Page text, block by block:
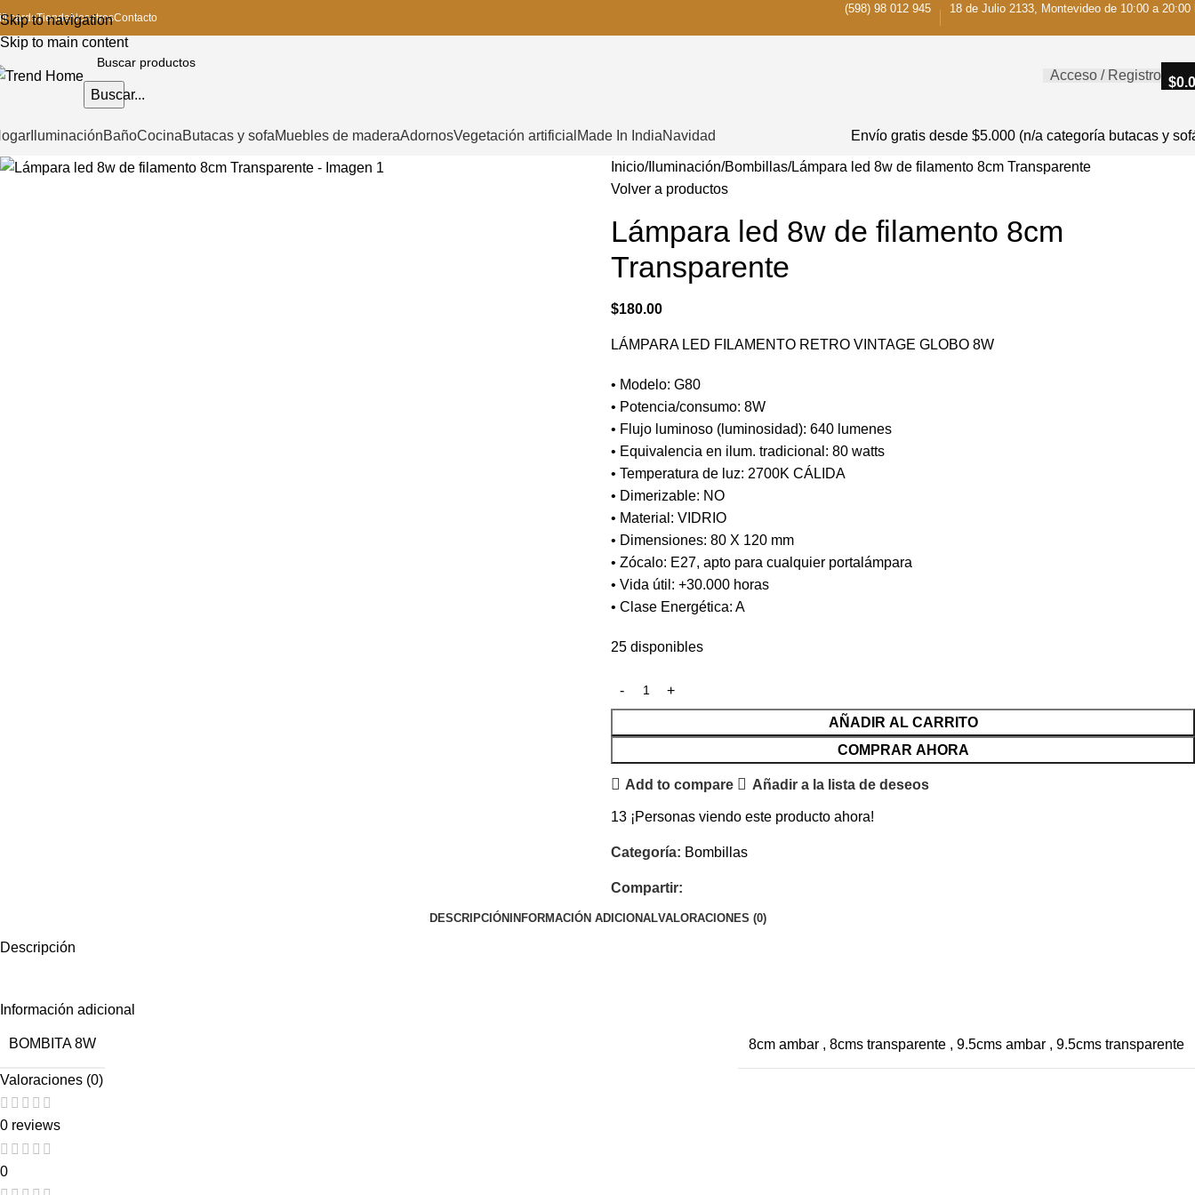
Skip to navigation
Skip to main content
cardsTiendaNosotrosContacto
(598) 98 012 945 18 de Julio 2133, Montevideo de 10:00 a 20:00
Buscar...
Acceso / Registro $
IluminaciónBañoCocinaButacas y sofaMuebles de maderaAdornosVegetación artificial Made In IndiaNavidad Envío gratis desde $5.000 (n/a categoría butacas y
Inicio Iluminación Bombillas Lámpara led 8w de filamento 8cm Transparente
Volver a productos
Lámpara led 8w de filamento 8cm
Transparente
$180.00
LÁMPARA LED FILAMENTO RETRO VINTAGE GLOBO 8W
• Modelo: G80
• Potencia/consumo: 8W
• Flujo luminoso (luminosidad): 640 lumenes
• Equivalencia en ilum. tradicional: 80 watts
• Temperatura de luz: 2700K CÁLIDA
• Dimerizable: NO
• Material: VIDRIO
• Dimensiones: 80 X 120 mm
• Zócalo: E27, apto para cualquier portalámpara
• Vida útil: +30.000 horas
• Clase Energética: A
25 disponibles
AÑADIR AL CARRITO
COMPRAR AHORA
Add to compare Añadir a la lista de deseos
13 ¡Personas viendo este producto ahora!
Categoría: Bombillas
Compartir:
DESCRIPCIÓNINFORMACIÓN ADICIONALVALORACIONES (0)
Descripción
Información adicional
BOMBITA 8W 8cm ambar , 8cms transparente , 9.5cms ambar , 9.5cms transparente
Valoraciones (0)
0 reviews
0